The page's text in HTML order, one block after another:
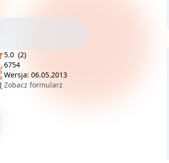
5.0 (2)
6754
Wersja: 06.05.2013
Zobacz formularz